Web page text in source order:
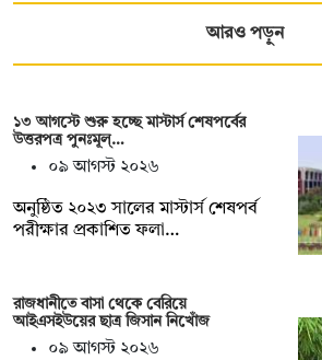
আরও পড়ুন
১৩ আগস্টে শুরু হচ্ছে মাস্টার্স শেষপর্বের
উত্তরপত্র পুনঃমূল্…
০৯ আগস্ট ২০২৬
অনুষ্ঠিত ২০২৩ সালের মাস্টার্স শেষপর্ব
পরীক্ষার প্রকাশিত ফলা…
রাজধানীতে বাসা থেকে বেরিয়ে
আইএসইউয়ের ছাত্র জিসান নিখোঁজ
০৯ আগস্ট ২০২৬